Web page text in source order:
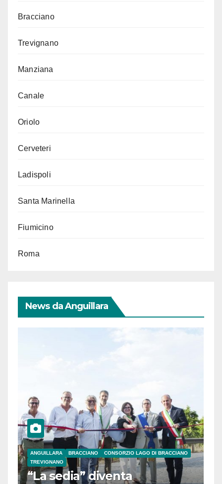
Bracciano
Trevignano
Manziana
Canale
Oriolo
Cerveteri
Ladispoli
Santa Marinella
Fiumicino
Roma
News da Anguillara
ANGUILLARA BRACCIANO
CONSORZIO LAGO DI BRACCIANO
TREVIGNANO
“La sedia” diventa